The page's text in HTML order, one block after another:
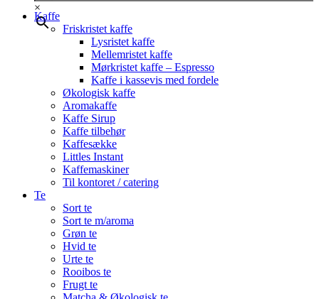
×
Kaffe
Friskristet kaffe
Lysristet kaffe
Mellemristet kaffe
Mørkristet kaffe – Espresso
Kaffe i kassevis med fordele
Økologisk kaffe
Aromakaffe
Kaffe Sirup
Kaffe tilbehør
Kaffesække
Littles Instant
Kaffemaskiner
Til kontoret / catering
Te
Sort te
Sort te m/aroma
Grøn te
Hvid te
Urte te
Rooibos te
Frugt te